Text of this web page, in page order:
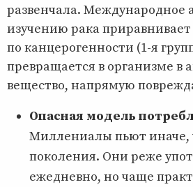
развенчала. Международное
изучению рака приравнивает
по канцерогенности (1-я
превращается в организме в
вещество, напрямую
Опасная модель
Миллениалы пьют
поколения. Они реже
ежедневно, но чаще